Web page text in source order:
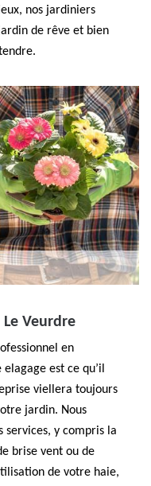
nos jardiniers
de rêve et bien
Veurdre
en
est ce qu’il
viellera toujours
jardin. Nous
services, y compris la
brise vent ou de
de votre haie,